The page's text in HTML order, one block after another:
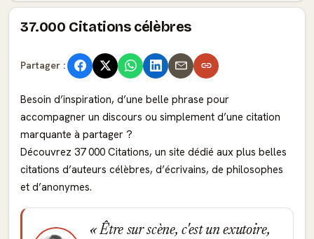
37.000 Citations célèbres
Partager :
Besoin d’inspiration, d’une belle phrase pour
accompagner un discours ou simplement d’une citation
marquante à partager ?
Découvrez 37 000 Citations, un site dédié aux plus belles
citations d’auteurs célèbres, d’écrivains, de philosophes
et d’anonymes.
Être sur scène, c'est un exutoire,